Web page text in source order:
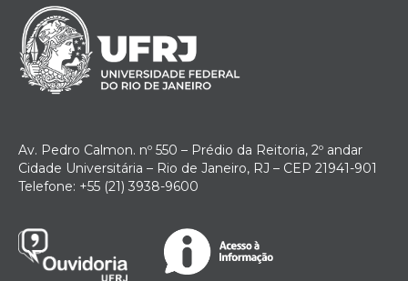
Av. Pedro Calmon. nº 550 – Prédio da Reitoria, 2º andar
Cidade Universitária – Rio de Janeiro, RJ – CEP 21941-901
Telefone: +55 (21) 3938-9600